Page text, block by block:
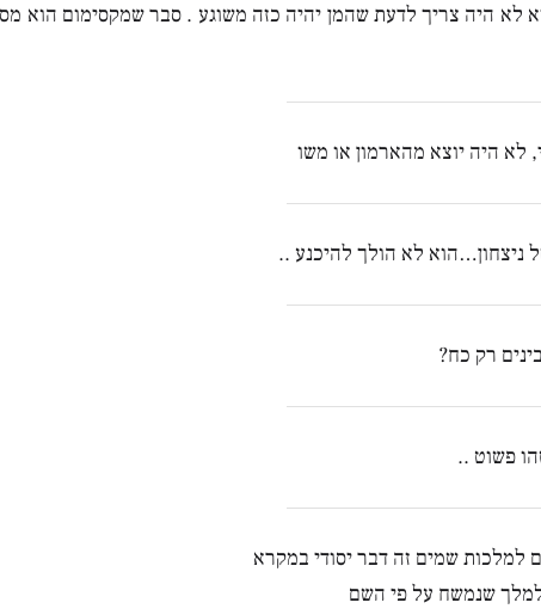
היה צריך לדעת שהמן יהיה כזה משוגע . סבר שמקסימום הוא
היה יוצא מהארמון או משו
ניצחון…הוא לא הולך להיכנע ..
רק כח?
פשוט ..
למלכות שמים זה דבר יסודי במקרא
שנמשח על פי השם